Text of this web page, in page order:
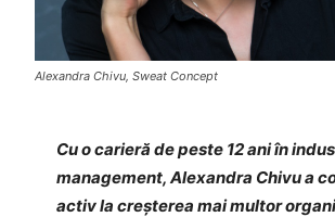
Alexandra Chivu, Sweat Concept
Cu o carieră de peste 12 ani în
management, Alexandra Chivu a
activ la creșterea mai multor